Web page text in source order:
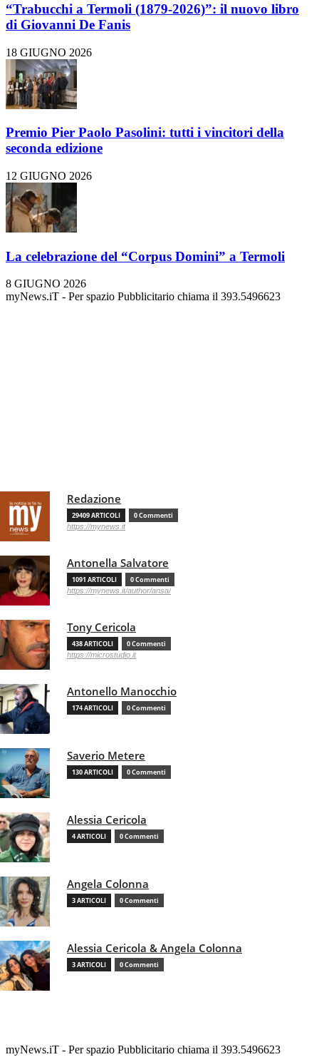
“Trabucchi a Termoli (1879-2026)”: il nuovo libro
di Giovanni De Fanis
18 GIUGNO 2026
Premio Pier Paolo Pasolini: tutti i vincitori della
seconda edizione
12 GIUGNO 2026
La celebrazione del “Corpus Domini” a Termoli
8 GIUGNO 2026
myNews.iT - Per spazio Pubblicitario chiama il 393.5496623
Redazione
29409 ARTICOLI 0 Commenti
https://mynews.it
Antonella Salvatore
1091 ARTICOLI 0 Commenti
https://mynews.it/author/ansa/
Tony Cericola
438 ARTICOLI 0 Commenti
https://microstudio.it
Antonello Manocchio
174 ARTICOLI 0 Commenti
Saverio Metere
130 ARTICOLI 0 Commenti
Alessia Cericola
4 ARTICOLI 0 Commenti
Angela Colonna
3 ARTICOLI 0 Commenti
Alessia Cericola & Angela Colonna
3 ARTICOLI 0 Commenti
myNews.iT - Per spazio Pubblicitario chiama il 393.5496623